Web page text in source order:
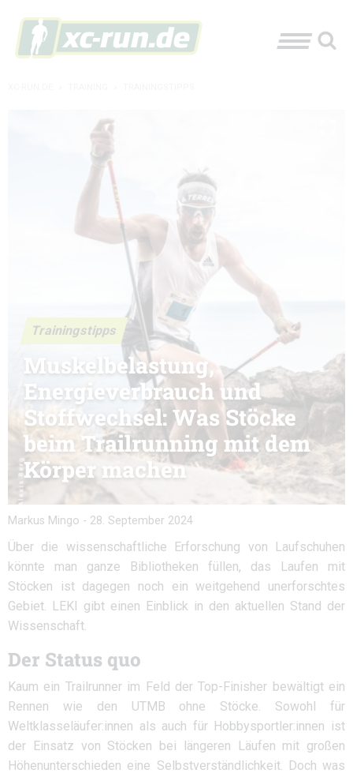
Trainingstipps
Muskelbelastung,
Energieverbrauch und
Stoffwechsel: Was Stöcke
beim Trailrunning mit dem
Körper machen
Markus Mingo - 28. September 2024
Über die wissenschaftliche Erforschung von Laufschuhen
könnte man ganze Bibliotheken füllen, das Laufen mit
Stöcken ist dagegen noch ein weitgehend unerforschtes
Gebiet. LEKI gibt einen Einblick in den aktuellen Stand der
Wissenschaft.
Der Status quo
Kaum ein Trailrunner im Feld der Top-Finisher bewältigt ein
Rennen wie den UTMB ohne Stöcke. Sowohl für
Weltklasseläufer:innen als auch für Hobbysportler:innen ist
der Einsatz von Stöcken bei längeren Läufen mit großen
Höhenunterschieden eine Selbstverständlichkeit. Doch was